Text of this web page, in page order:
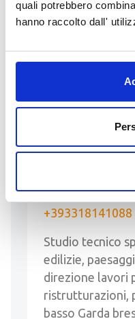
quali potrebbero
hanno raccolto dall'
16 Giugno
PRESSO
contatti:
+393318141088
Studio tecnico
edilizie,
direzione lavori
ristrutturazioni,
basso Garda